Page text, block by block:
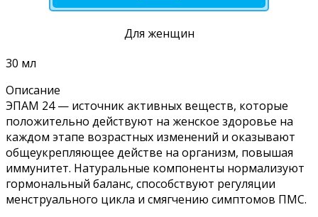
Для женщин
30 мл
Описание
ЭПАМ 24 — источник активных веществ, которые
положительно действуют на женское здоровье на
каждом этапе возрастных изменений и оказывают
общеукрепляющее действе на организм, повышая
иммунитет. Натуральные компоненты нормализуют
гормональный баланс, способствуют регуляции
менструального цикла и смягчению симптомов ПМС.